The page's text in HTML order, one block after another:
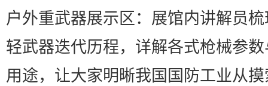
户外重武器展示区：展馆内讲解员
轻武器迭代历程，详解各式枪械参
用途，让大家明晰我国国防工业从